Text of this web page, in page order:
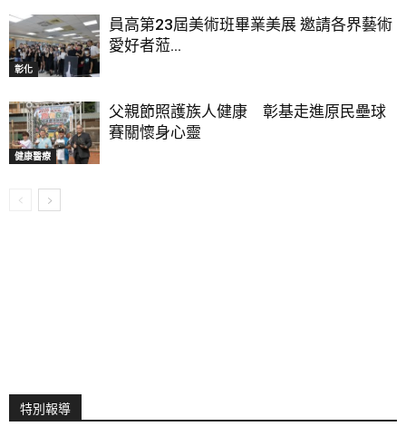
彰化
員高第23屆美術班畢業美展 邀請各界藝術
愛好者蒞...
健康醫療
父親節照護族人健康 彰基走進原民壘球
賽關懷身心靈
特別報導